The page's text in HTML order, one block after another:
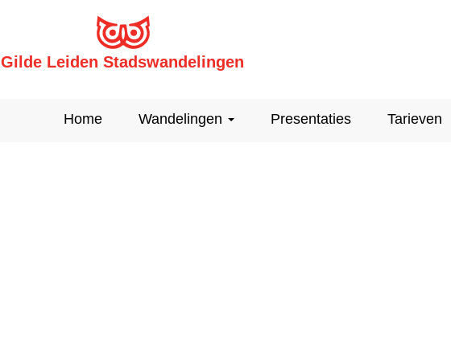
Gilde Leiden Stadswandelingen
Home Wandelingen Presentaties Tarieven